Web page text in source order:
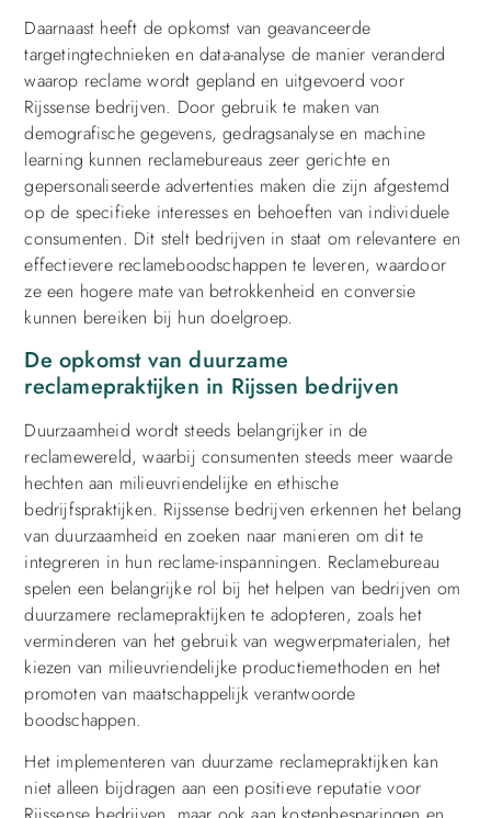
Daarnaast heeft de opkomst van geavanceerde
targetingtechnieken en data-analyse de manier veranderd
waarop reclame wordt gepland en uitgevoerd voor
Rijssense bedrijven. Door gebruik te maken van
demografische gegevens, gedragsanalyse en machine
learning kunnen reclamebureaus zeer gerichte en
gepersonaliseerde advertenties maken die zijn afgestemd
op de specifieke interesses en behoeften van individuele
consumenten. Dit stelt bedrijven in staat om relevantere en
effectievere reclameboodschappen te leveren, waardoor
ze een hogere mate van betrokkenheid en conversie
kunnen bereiken bij hun doelgroep.
De opkomst van duurzame
reclamepraktijken in Rijssen bedrijven
Duurzaamheid wordt steeds belangrijker in de
reclamewereld, waarbij consumenten steeds meer waarde
hechten aan milieuvriendelijke en ethische
bedrijfspraktijken. Rijssense bedrijven erkennen het belang
van duurzaamheid en zoeken naar manieren om dit te
integreren in hun reclame-inspanningen. Reclamebureau
spelen een belangrijke rol bij het helpen van bedrijven om
duurzamere reclamepraktijken te adopteren, zoals het
verminderen van het gebruik van wegwerpmaterialen, het
kiezen van milieuvriendelijke productiemethoden en het
promoten van maatschappelijk verantwoorde
boodschappen.
Het implementeren van duurzame reclamepraktijken kan
niet alleen bijdragen aan een positieve reputatie voor